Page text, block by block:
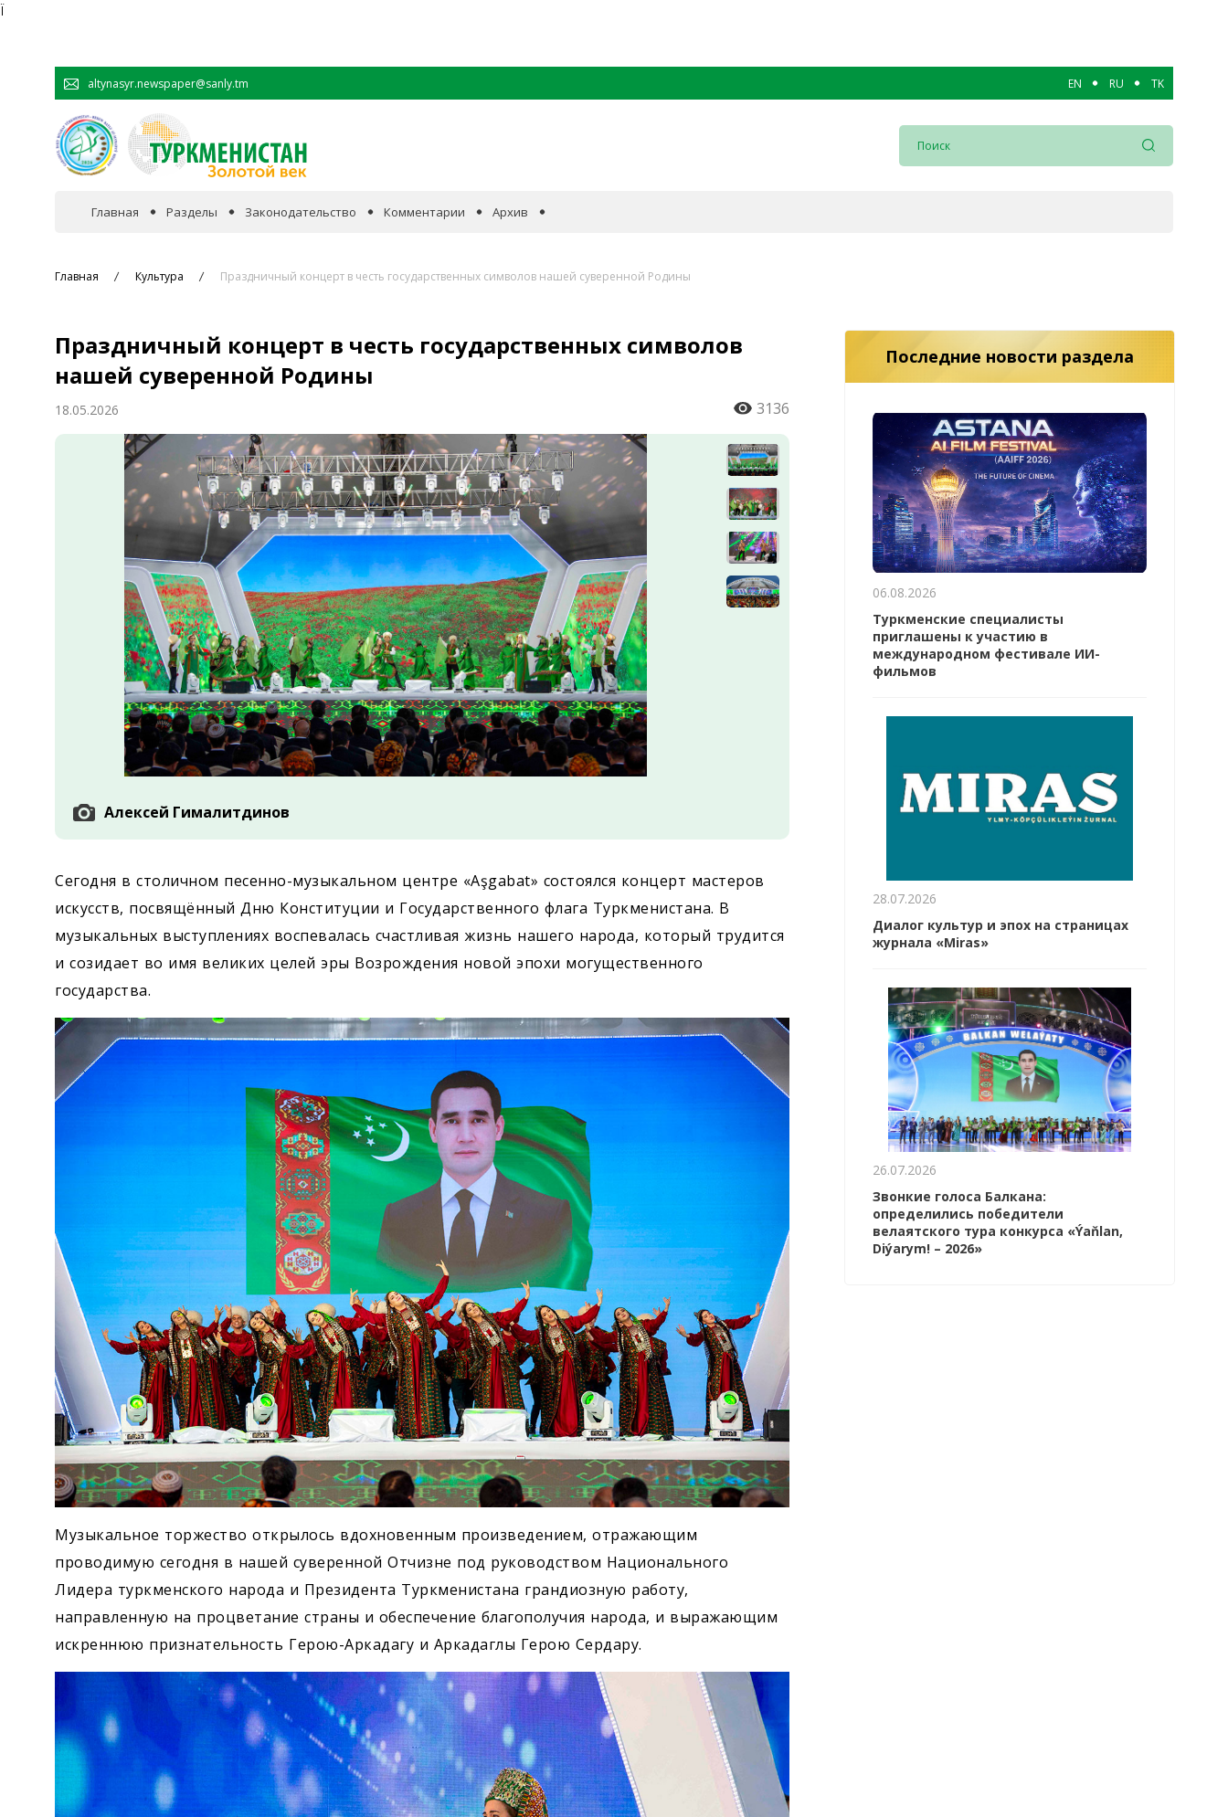
Ï
altynasyr.newspaper@sanly.tm EN RU TK
Главная Разделы
Сотрудничество
Общество
Культура
Наука
Спорт
Законодательство Комментарии Архив
Главная Культура Праздничный концерт в честь государственных символов нашей суверенной Родины
Праздничный концерт в честь государственных символов
нашей суверенной Родины
18.05.2026 3136
Алексей Гималитдинов
Сегодня в столичном песенно-музыкальном центре «Aşgabat» состоялся концерт мастеров
искусств, посвящённый Дню Конституции и Государственного флага Туркменистана. В
музыкальных выступ­лениях воспевалась счастливая жизнь нашего народа, который трудится
и созидает во имя великих целей эры Возрождения новой эпохи могущественного
государства.
Музыкальное торжество открылось вдохновенным произведением, отражающим
проводимую сегодня в нашей суверенной Отчизне под руководством Национального
Лидера туркменского народа и Президента Туркменистана грандиозную работу,
направленную на процветание страны и обеспечение благополучия народа, и выражающим
искреннюю признательность Герою-Аркадагу и Аркадаглы Герою Сердару.
Последние новости раздела
06.08.2026
Туркменские специалисты
приглашены к участию в
международном фестивале ИИ-
фильмов
28.07.2026
Диалог культур и эпох на страницах
журнала «Miras»
26.07.2026
Звонкие голоса Балкана:
определились победители
велаятского тура конкурса «Ýaňlan,
Diýarym! – 2026»